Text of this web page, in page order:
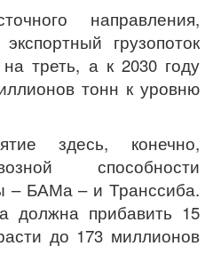
направления,
грузопоток
треть, а к 2030 году
тонн к уровню
здесь, конечно,
способности
– БАМа – и Транссиба.
должна прибавить 15
до 173 миллионов